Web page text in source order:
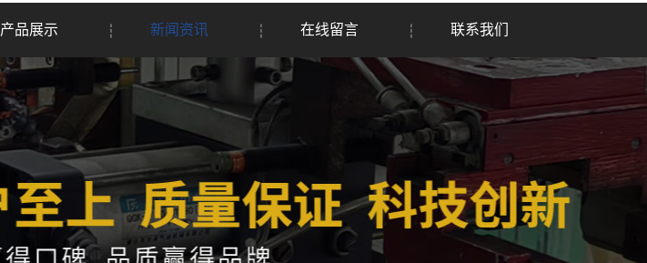
产品展示 新闻资讯 在线留言 联系我们